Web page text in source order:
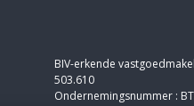
BIV-erkende
503.610
Ondernemingsnummer :